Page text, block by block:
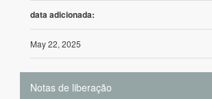
data adicionada:
May 22, 2025
Notas de liberação